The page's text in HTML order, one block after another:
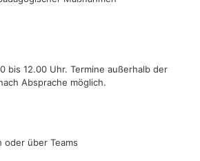
bis 12.00 Uhr. Termine außerhalb der
Absprache möglich.
oder über Teams